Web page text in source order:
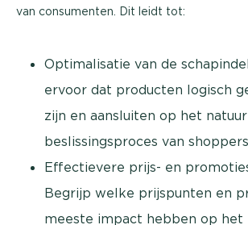
van consumenten. Dit leidt tot:
Optimalisatie van de
ervoor dat producten logisch
zijn en aansluiten op het
beslissingsproces van
Effectievere prijs- en
Begrijp welke prijspunten en
meeste impact hebben op het